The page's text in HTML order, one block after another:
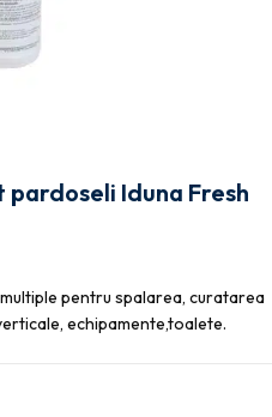
Iduna Fresh
pentru spalarea, curatarea
echipamente,toalete.